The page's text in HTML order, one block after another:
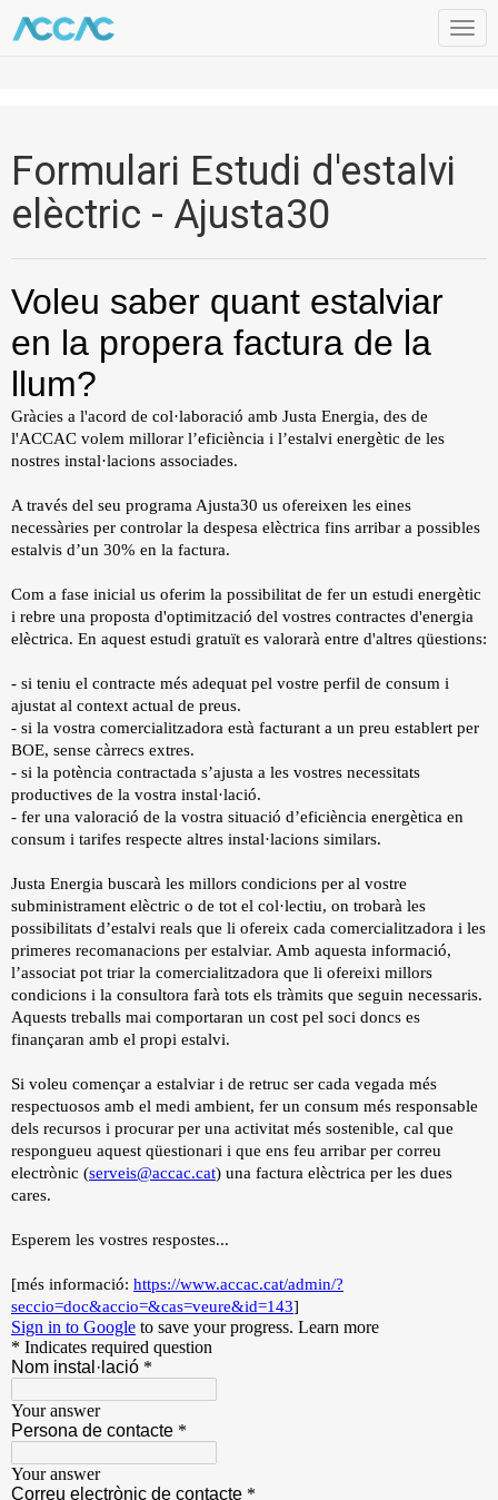
Formulari Estudi d'estalvi
elèctric - Ajusta30